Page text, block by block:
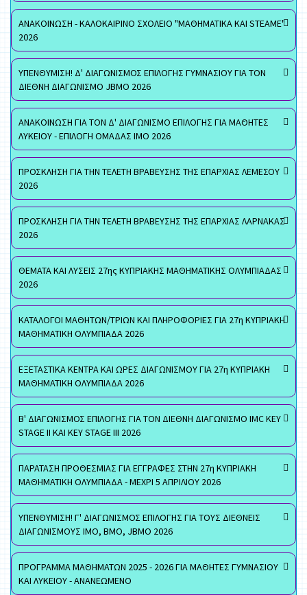
ΑΝΑΚΟΙΝΩΣΗ - ΚΑΛΟΚΑΙΡΙΝΟ ΣΧΟΛΕΙΟ "ΜΑΘΗΜΑΤΙΚΑ ΚΑΙ STEAME"
2026
ΥΠΕΝΘΥΜΙΣΗ! Δ' ΔΙΑΓΩΝΙΣΜΟΣ ΕΠΙΛΟΓΗΣ ΓΥΜΝΑΣΙΟΥ ΓΙΑ ΤΟΝ
ΔΙΕΘΝΗ ΔΙΑΓΩΝΙΣΜΟ JBMO 2026
ΑΝΑΚΟΙΝΩΣΗ ΓΙΑ ΤΟΝ Δ' ΔΙΑΓΩΝΙΣΜΟ ΕΠΙΛΟΓΗΣ ΓΙΑ ΜΑΘΗΤΕΣ
ΛΥΚΕΙΟΥ - ΕΠΙΛΟΓΗ ΟΜΑΔΑΣ ΙΜΟ 2026
ΠΡΟΣΚΛΗΣΗ ΓΙΑ ΤΗΝ ΤΕΛΕΤΗ ΒΡΑΒΕΥΣΗΣ ΤΗΣ ΕΠΑΡΧΙΑΣ ΛΕΜΕΣΟΥ
2026
ΠΡΟΣΚΛΗΣΗ ΓΙΑ ΤΗΝ ΤΕΛΕΤΗ ΒΡΑΒΕΥΣΗΣ ΤΗΣ ΕΠΑΡΧΙΑΣ ΛΑΡΝΑΚΑΣ
2026
ΘΕΜΑΤΑ ΚΑΙ ΛΥΣΕΙΣ 27ης ΚΥΠΡΙΑΚΗΣ ΜΑΘΗΜΑΤΙΚΗΣ ΟΛΥΜΠΙΑΔΑΣ
2026
ΚΑΤΑΛΟΓΟΙ ΜΑΘΗΤΩΝ/ΤΡΙΩΝ ΚΑΙ ΠΛΗΡΟΦΟΡΙΕΣ ΓΙΑ 27η ΚΥΠΡΙΑΚΗ
ΜΑΘΗΜΑΤΙΚΗ ΟΛΥΜΠΙΑΔΑ 2026
ΕΞΕΤΑΣΤΙΚΑ ΚΕΝΤΡΑ ΚΑΙ ΩΡΕΣ ΔΙΑΓΩΝΙΣΜΟΥ ΓΙΑ 27η ΚΥΠΡΙΑΚΗ
ΜΑΘΗΜΑΤΙΚΗ ΟΛΥΜΠΙΑΔΑ 2026
Β' ΔΙΑΓΩΝΙΣΜΟΣ ΕΠΙΛΟΓΗΣ ΓΙΑ ΤΟΝ ΔΙΕΘΝΗ ΔΙΑΓΩΝΙΣΜΟ IMC KEY
STAGE II ΚΑΙ KEY STAGE III 2026
ΠΑΡΑΤΑΣΗ ΠΡΟΘΕΣΜΙΑΣ ΓΙΑ ΕΓΓΡΑΦΕΣ ΣΤΗΝ 27η ΚΥΠΡΙΑΚΗ
ΜΑΘΗΜΑΤΙΚΗ ΟΛΥΜΠΙΑΔΑ - ΜΕΧΡΙ 5 ΑΠΡΙΛΙΟΥ 2026
ΥΠΕΝΘΥΜΙΣΗ! Γ' ΔΙΑΓΩΝΙΣΜΟΣ ΕΠΙΛΟΓΗΣ ΓΙΑ ΤΟΥΣ ΔΙΕΘΝΕΙΣ
ΔΙΑΓΩΝΙΣΜΟΥΣ ΙΜΟ, ΒΜΟ, JBMO 2026
ΠΡΟΓΡΑΜΜΑ ΜΑΘΗΜΑΤΩΝ 2025 - 2026 ΓΙΑ ΜΑΘΗΤΕΣ ΓΥΜΝΑΣΙΟΥ
ΚΑΙ ΛΥΚΕΙΟΥ - ΑΝΑΝΕΩΜΕΝΟ